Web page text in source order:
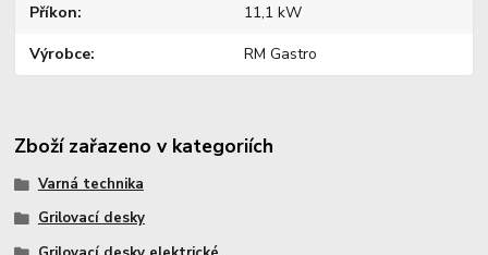
Příkon 11,1 kW
Výrobce RM Gastro
Zboží zařazeno v kategoriích
Varná technika
Grilovací desky